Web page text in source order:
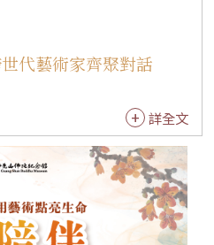
陀紀念館副館長依潤法
麗源建設股份有限公司董
代藝術家齊聚對話
詳全文